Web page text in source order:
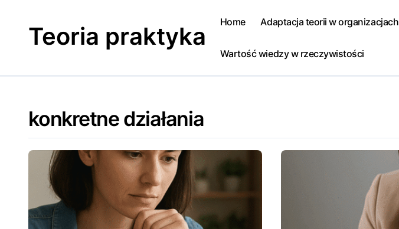
contentTeoria praktyka Home Adaptacja teorii w organizacjach
Wartość wiedzy w rzeczywistości
konkretne działania